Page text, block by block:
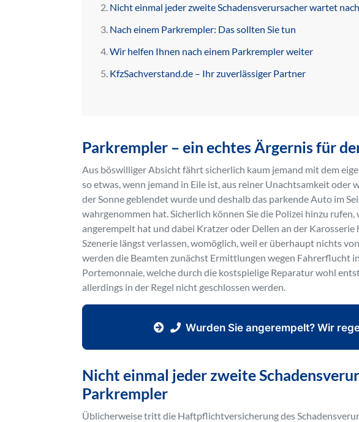
Nicht einmal jeder zweite Schadensverursacher wartet
Nach einem Parkrempler: Das sollten Sie tun
Wir helfen Ihnen nach einem Parkrempler weiter
KfzSachverstand.de – Ihr zuverlässiger Partner
Parkrempler – ein echtes Ärgernis für
Aus böswilliger Absicht fährt sicherlich kaum jemand mit dem
so etwas, wenn jemand in Eile ist, aus reiner Unachtsamkeit oder
der Sonne geblendet wurde und deshalb das parkende Auto im
wahrgenommen hat. Sicherlich können Sie die Polizei hinzu
angerempelt hat und dabei Kratzer oder Dellen an der
Szenerie längst verlassen, womöglich, weil er überhaupt nichts
werden die Beamten zunächst Ermittlungen wegen Fahrerflucht
Portemonnaie, welche durch die kostspielige Reparatur wohl
allerdings in der Regel nicht geschlossen werden.
Wurden Sie angerempelt? Wir
Nicht einmal jeder zweite
Parkrempler
Üblicherweise tritt die Haftpflichtversicherung des